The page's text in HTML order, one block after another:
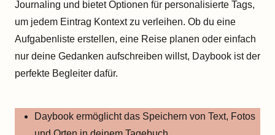
Journaling und bietet Optionen für personalisierte Tags,
um jedem Eintrag Kontext zu verleihen. Ob du eine
Aufgabenliste erstellen, eine Reise planen oder einfach
nur deine Gedanken aufschreiben willst, Daybook ist der
perfekte Begleiter dafür.
Daybook ermöglicht das Speichern von Text, Fotos